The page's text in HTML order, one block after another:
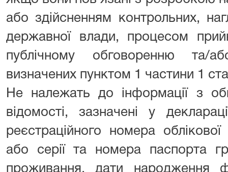
або здійсненням контрольних,
державної влади, процесом
публічному обговоренню та/
визначених пунктом 1 частини 1
Не належать до інформації з
відомості, зазначені у
реєстраційного номера
або серії та номера паспорта
проживання, дати народження